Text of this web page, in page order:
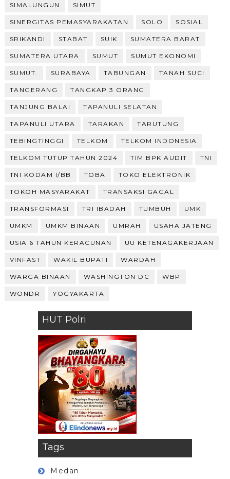
SIMALUNGUN SIMUT
SINERGITAS PEMASYARAKATAN SOLO SOSIAL
SRIKANDI STABAT SUIK SUMATERA BARAT
SUMATERA UTARA SUMUT SUMUT EKONOMI
SUMUT. SURABAYA TABUNGAN TANAH SUCI
TANGERANG TANGKAP 3 ORANG
TANJUNG BALAI TAPANULI SELATAN
TAPANULI UTARA TARAKAN TARUTUNG
TEBINGTINGGI TELKOM TELKOM INDONESIA
TELKOM TUTUP TAHUN 2024 TIM BPK AUDIT TNI
TNI KODAM I/BB TOBA TOKO ELEKTRONIK
TOKOH MASYARAKAT TRANSAKSI GAGAL
TRANSFORMASI TRI IBADAH TUMBUH UMK
UMKM UMKM BINAAN UMRAH USAHA JATENG
USIA 6 TAHUN KERACUNAN UU KETENAGAKERJAAN
VINFAST WAKIL BUPATI WARDAH
WARGA BINAAN WASHINGTON DC WBP
WONDR YOGYAKARTA
HUT Polri
Tags
.Medan